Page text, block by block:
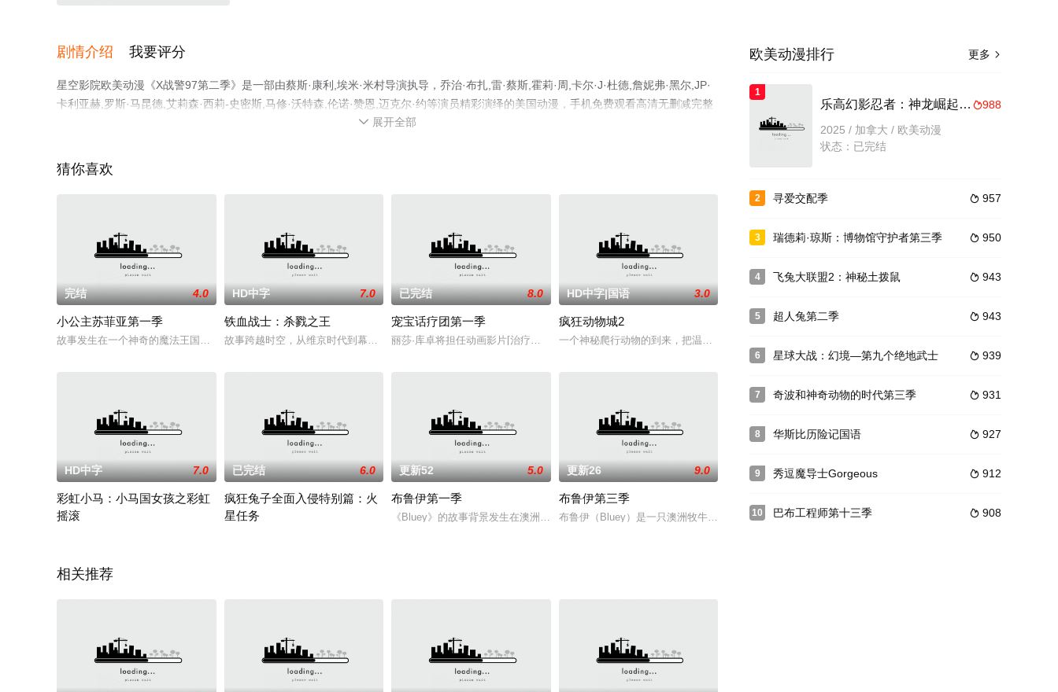
剧情介绍 我要评分
星空影院欧美动漫《X战警97第二季》是一部由蔡斯·康利,埃米·米村导演执导，乔治·布扎,雷·蔡斯,霍莉·周,卡尔·J·杜德,詹妮弗·黑尔,JP·
卡利亚赫,罗斯·马昆德,艾莉森·西莉-史密斯,马修·沃特森,伦诺·赞恩,迈克尔·约等演员精彩演绎的美国动漫，手机免费观看高清无删减完整
版动漫全集就上星空影视，更多相关信息可移步至豆瓣动漫、电视猫或剧情网等平台了解。
 展开全部
猜你喜欢
完结 4.0
小公主苏菲亚第一季
故事发生在一个神奇的魔法王国之中，平凡的女孩苏菲亚（阿芮尔·温特ArielWinter配音）和母亲美兰达（莎拉·拉米尔兹SaraRamirez配音）过着相依为命
HD中字 7.0
铁血战士：杀戮之王
故事跨越时空，从维京时代到幕府日本至二战时期，讲述三个铁血战士的勇猛事迹。人类的宿命是否将从此改写？
已完结 8.0
宠宝话疗团第一季
丽莎·库卓将担任动画影片[治疗狗](Therapy Dog，暂译)配音。克里·杜瓦尔([干涉])、Jennifer Crittenden、Gabrielle A
HD中字|国语 3.0
疯狂动物城2
一个神秘爬行动物的到来，把温馨的动物城搅动得天翻地覆。面对全新的城市危机，警官兔朱迪（金妮弗·古
HD中字 7.0
彩虹小马：小马国女孩之彩虹
摇滚
已完结 6.0
疯狂兔子全面入侵特别篇：火
星任务
更新52 5.0
布鲁伊第一季
《Bluey》的故事背景发生在澳洲的第三大城市布里斯班，带有很多澳洲特有的语言和风景，是极具澳洲特色动画片，同时也具有很强的时代感：孩
更新26 9.0
布鲁伊第三季
布鲁伊（Bluey）是一只澳洲牧牛犬，她和妹妹宾果（Bingo)、爸爸班底特（Bandit）、妈妈奇莉（Chilli）住
相关推荐
更多 
欧美动漫排行
1
988
乐高幻影忍者：神龙崛起第三季
2025 / 加拿大 / 欧美动漫
状态：已完结
2  957
寻爱交配季
3  950
瑞德莉·琼斯：博物馆守护者第三季
4  943
飞兔大联盟2：神秘土拨鼠
5  943
超人兔第二季
6  939
星球大战：幻境—第九个绝地武士
7  931
奇波和神奇动物的时代第三季
8  927
华斯比历险记国语
9  912
秀逗魔导士Gorgeous
10  908
巴布工程师第十三季